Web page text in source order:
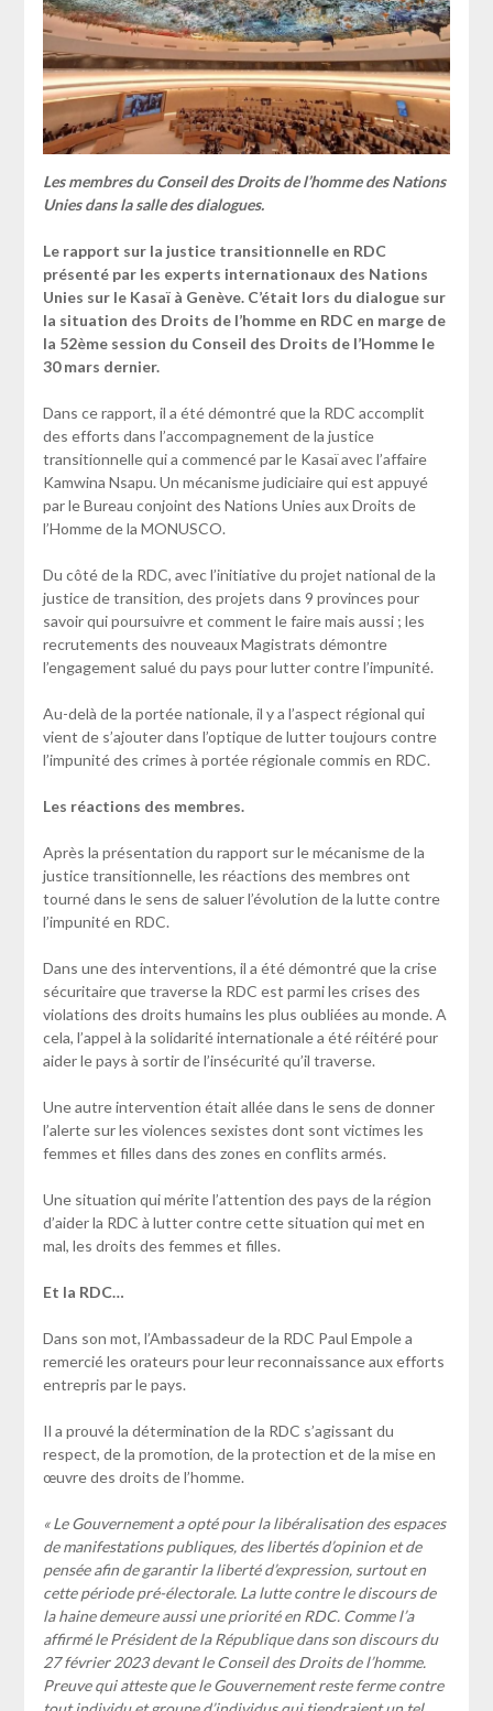
Les membres du Conseil des Droits de l’homme des Nations
Unies dans la salle des dialogues.
Le rapport sur la justice transitionnelle en RDC
présenté par les experts internationaux des Nations
Unies sur le Kasaï à Genève. C’était lors du dialogue sur
la situation des Droits de l’homme en RDC en marge de
la 52ème session du Conseil des Droits de l’Homme le
30 mars dernier.
Dans ce rapport, il a été démontré que la RDC accomplit
des efforts dans l’accompagnement de la justice
transitionnelle qui a commencé par le Kasaï avec l’affaire
Kamwina Nsapu. Un mécanisme judiciaire qui est appuyé
par le Bureau conjoint des Nations Unies aux Droits de
l’Homme de la MONUSCO.
Du côté de la RDC, avec l’initiative du projet national de la
justice de transition, des projets dans 9 provinces pour
savoir qui poursuivre et comment le faire mais aussi ; les
recrutements des nouveaux Magistrats démontre
l’engagement salué du pays pour lutter contre l’impunité.
Au-delà de la portée nationale, il y a l’aspect régional qui
vient de s’ajouter dans l’optique de lutter toujours contre
l’impunité des crimes à portée régionale commis en RDC.
Les réactions des membres.
Après la présentation du rapport sur le mécanisme de la
justice transitionnelle, les réactions des membres ont
tourné dans le sens de saluer l’évolution de la lutte contre
l’impunité en RDC.
Dans une des interventions, il a été démontré que la crise
sécuritaire que traverse la RDC est parmi les crises des
violations des droits humains les plus oubliées au monde. A
cela, l’appel à la solidarité internationale a été réitéré pour
aider le pays à sortir de l’insécurité qu’il traverse.
Une autre intervention était allée dans le sens de donner
l’alerte sur les violences sexistes dont sont victimes les
femmes et filles dans des zones en conflits armés.
Une situation qui mérite l’attention des pays de la région
d’aider la RDC à lutter contre cette situation qui met en
mal, les droits des femmes et filles.
Et la RDC…
Dans son mot, l’Ambassadeur de la RDC Paul Empole a
remercié les orateurs pour leur reconnaissance aux efforts
entrepris par le pays.
Il a prouvé la détermination de la RDC s’agissant du
respect, de la promotion, de la protection et de la mise en
œuvre des droits de l’homme.
« Le Gouvernement a opté pour la libéralisation des espaces
de manifestations publiques, des libertés d’opinion et de
pensée afin de garantir la liberté d’expression, surtout en
cette période pré-électorale. La lutte contre le discours de
la haine demeure aussi une priorité en RDC. Comme l’a
affirmé le Président de la République dans son discours du
27 février 2023 devant le Conseil des Droits de l’homme.
Preuve qui atteste que le Gouvernement reste ferme contre